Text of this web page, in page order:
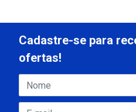
Cadastre-se para
ofertas!